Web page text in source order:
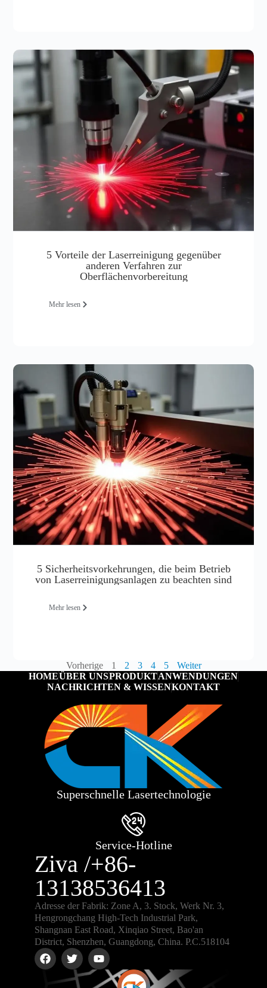
5 Vorteile der Laserreinigung gegenüber
anderen Verfahren zur
Oberflächenvorbereitung
Mehr lesen
5 Sicherheitsvorkehrungen, die beim Betrieb
von Laserreinigungsanlagen zu beachten sind
Mehr lesen
Vorherige 1 2 3 4 5
Weiter
HOMEÜBER UNSPRODUKTANWENDUNGEN
NACHRICHTEN & WISSENKONTAKT
Superschnelle Lasertechnologie
Service-Hotline
Ziva /+86-
13138536413
Adresse der Fabrik: Zone A, 3. Stock, Werk Nr. 3,
Hengrongchang High-Tech Industrial Park,
Shangnan East Road, Xinqiao Street, Bao'an
District, Shenzhen, Guangdong, China. P.C.518104